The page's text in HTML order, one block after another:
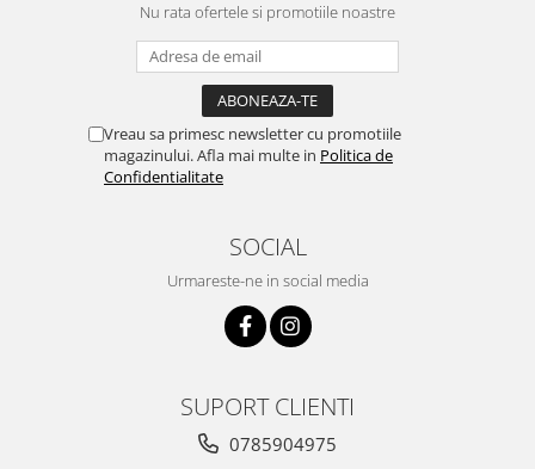
Nu rata ofertele si promotiile noastre
Vreau sa primesc newsletter cu promotiile
magazinului. Afla mai multe in Politica de
Confidentialitate
SOCIAL
Urmareste-ne in social media
SUPORT CLIENTI
0785904975